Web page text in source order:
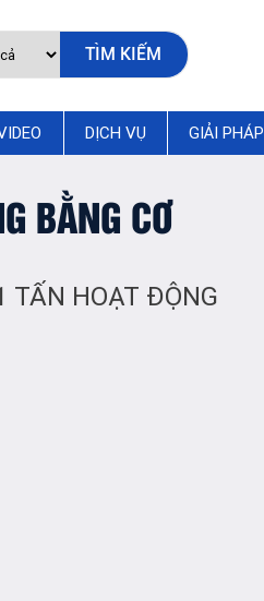
DỊCH VỤ GIẢI PHÁP
BẰNG CƠ
TẤN HOẠT ĐỘNG